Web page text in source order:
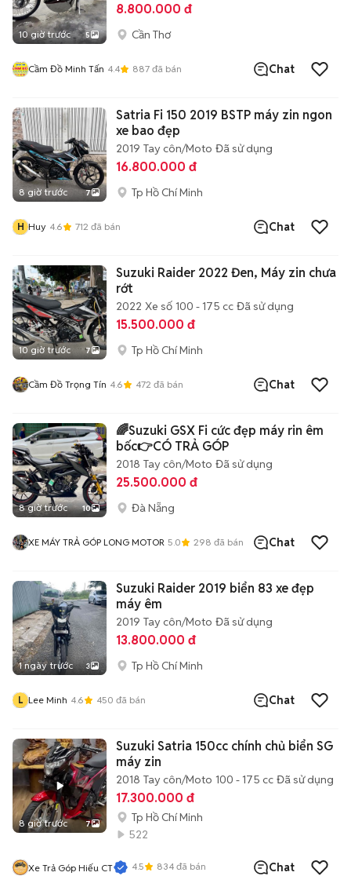
10 giờ trước 5
8.800.000 đ
Cần Thơ
Cầm Đồ Minh Tấn 4.4 887 đã bán Chat
8 giờ trước 7
Satria Fi 150 2019 BSTP máy zin ngon
xe bao đẹp
2019 Tay côn/Moto Đã sử dụng
16.800.000 đ
Tp Hồ Chí Minh
H Huy 4.6 712 đã bán Chat
10 giờ trước 7
Suzuki Raider 2022 Đen, Máy zin chưa
rớt
2022 Xe số 100 - 175 cc Đã sử dụng
15.500.000 đ
Tp Hồ Chí Minh
Cầm Đồ Trọng Tín 4.6 472 đã bán Chat
8 giờ trước 10
🌈Suzuki GSX Fi cức đẹp máy rin êm
bốc👉CÓ TRẢ GÓP
2018 Tay côn/Moto Đã sử dụng
25.500.000 đ
Đà Nẵng
XE MÁY TRẢ GÓP LONG MOTOR 5.0 298 đã bán Chat
1 ngày trước 3
Suzuki Raider 2019 biển 83 xe đẹp
máy êm
2019 Tay côn/Moto Đã sử dụng
13.800.000 đ
Tp Hồ Chí Minh
L Lee Minh 4.6 450 đã bán Chat
8 giờ trước 7
Suzuki Satria 150cc chính chủ biển SG
máy zin
2018 Tay côn/Moto 100 - 175 cc Đã sử dụng
17.300.000 đ
Tp Hồ Chí Minh
522
Xe Trả Góp Hiếu CT 4.5 834 đã bán Chat